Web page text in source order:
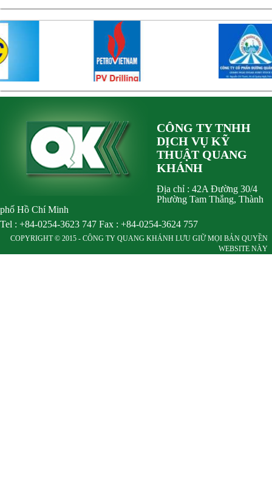
CÔNG TY TNHH
DỊCH VỤ KỸ
THUẬT QUANG
KHÁNH
Địa chỉ : 42A Đường 30/4
Phường Tam Thắng, Thành
phố Hồ Chí Minh
Tel : +84-0254-3623 747 Fax : +84-0254-3624 757
COPYRIGHT © 2015 - CÔNG TY QUANG KHÁNH LƯU GIỮ MỌI BẢN QUYỀN
WEBSITE NÀY